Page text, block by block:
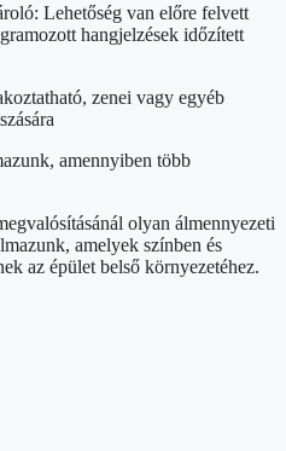
Lehetőség van előre felvett
hangjelzések időzített
zenei vagy egyéb
amennyiben több
olyan álmennyezeti
amelyek színben és
az épület belső környezetéhez.